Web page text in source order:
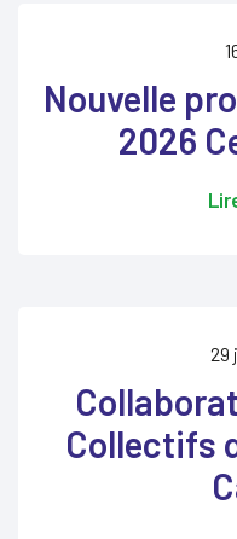
Nouvelle
2026
29
Collectifs